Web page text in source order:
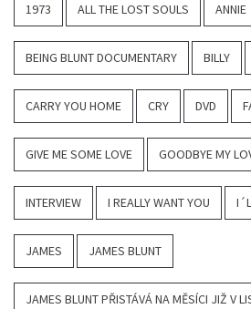
1973 ALL THE LOST SOULS ANNIE
BEING BLUNT DOCUMENTARY BILLY
CARRY YOU HOME CRY DVD
GIVE ME SOME LOVE GOODBYE MY
INTERVIEW I REALLY WANT YOU
JAMES JAMES BLUNT
JAMES BLUNT PŘISTÁVÁ NA MĚSÍCI JIŽ V